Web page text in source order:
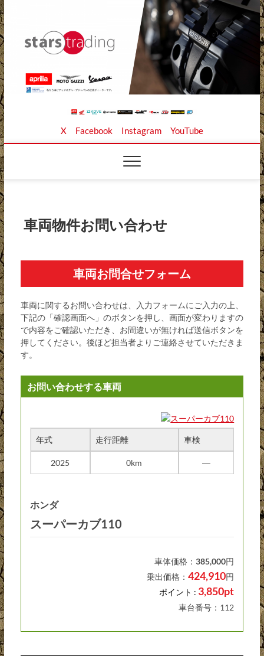
Skip
to
content
Stars Trading Ltd. |
株式会社スターズト
レーディング
APRILIA MOTO GUZZI正規ディーラー、REKLUSE、
X Facebook Instagram YouTube
車両物件お問い合わせ
車両お問合せフォーム
車両に関するお問い合わせは、入力フォームにご入力の上、
下記の「確認画面へ」のボタンを押し、画面が変わりますの
で内容をご確認いただき、お間違いが無ければ送信ボタンを
押してください。後ほど担当者よりご連絡させていただきま
す。
お問い合わせする車両
年式 走行距離 車検
2025 0km ―
ホンダ
スーパーカブ110
車体価格：385,000円
乗出価格：424,910円
ポイント : 3,850pt
車台番号：112